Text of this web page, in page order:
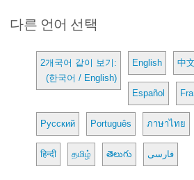
다른 언어 선택
2개국어 같이 보기:
(한국어 / English)
English 中文
Español
Русский Português ภาษาไทย
हिन्दी தமிழ் తెలుగు فارسی